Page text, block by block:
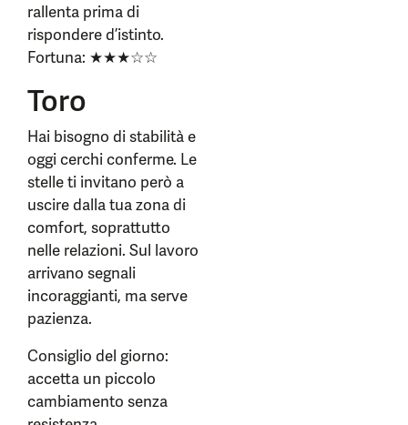
rallenta prima di
rispondere d’istinto.
Fortuna: ★★★☆☆
Toro
Hai bisogno di stabilità e
oggi cerchi conferme. Le
stelle ti invitano però a
uscire dalla tua zona di
comfort, soprattutto
nelle relazioni. Sul lavoro
arrivano segnali
incoraggianti, ma serve
pazienza.
Consiglio del giorno:
accetta un piccolo
cambiamento senza